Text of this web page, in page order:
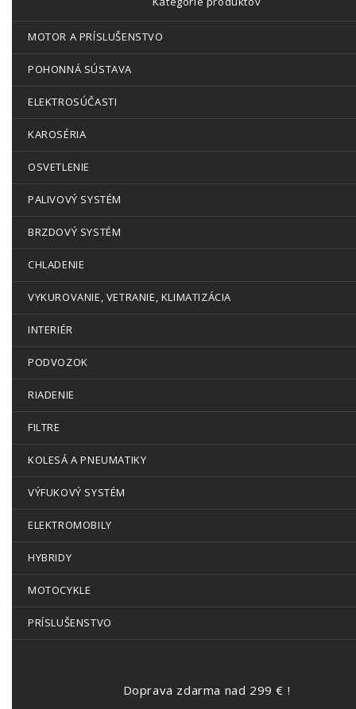
MOTOR A PRÍSLUŠENSTVO
POHONNÁ SÚSTAVA
ELEKTROSÚČASTI
KAROSÉRIA
OSVETLENIE
PALIVOVÝ SYSTÉM
BRZDOVÝ SYSTÉM
CHLADENIE
VYKUROVANIE, VETRANIE, KLIMATIZÁCIA
INTERIÉR
PODVOZOK
RIADENIE
FILTRE
KOLESÁ A PNEUMATIKY
VÝFUKOVÝ SYSTÉM
ELEKTROMOBILY
HYBRIDY
MOTOCYKLE
PRÍSLUŠENSTVO
Doprava zdarma nad 299 € !